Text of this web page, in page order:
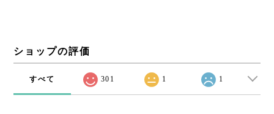
ショップの評価
すべて 301 1 1